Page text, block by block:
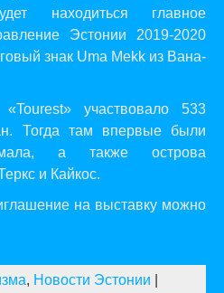
находиться главное
Эстонии 2019-2020
знак Uma Mekk из Вана-
участвовало 533
Тогда там впервые были
а также острова
и Кайкос.
на выставку можно
, Новости Эстонии